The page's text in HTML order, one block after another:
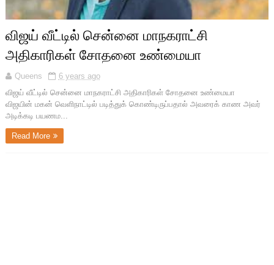
விஜய் வீட்டில் சென்னை மாநகராட்சி
அதிகாரிகள் சோதனை உண்மையா
Queens
6 years ago
விஜய் வீட்டில் சென்னை மாநகராட்சி அதிகாரிகள் சோதனை உண்மையா
விஜயின் மகன் வெளிநாட்டில் படித்துக் கொண்டிருப்பதால் அவரைக் காண அவர்
அடிக்கடி பயணம...
Read More